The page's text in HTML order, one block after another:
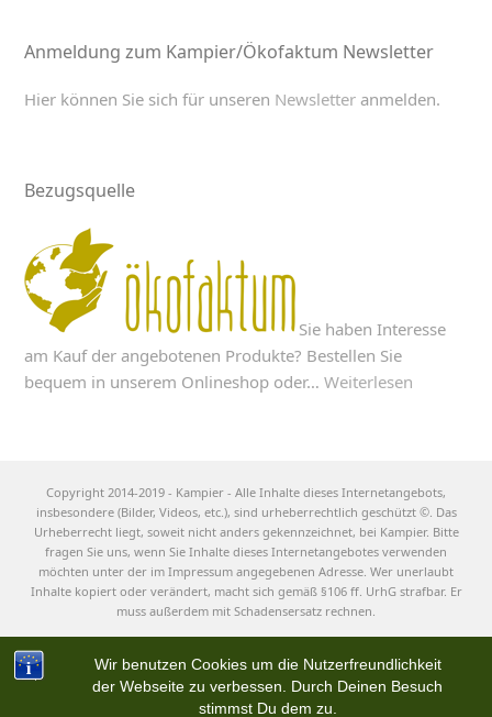
Wir benutzen Cookies um die Nutzerfreundlichkeit
der Webseite zu verbessen. Durch Deinen Besuch
stimmst Du dem zu.
Anmeldung zum Kampier/Ökofaktum Newsletter
Hier können Sie sich für unseren Newsletter anmelden.
Bezugsquelle
Sie haben Interesse
am Kauf der angebotenen Produkte? Bestellen Sie
bequem in unserem Onlineshop oder…Weiterlesen
Copyright 2014-2019 - Kampier - Alle Inhalte dieses Internetangebots,
insbesondere (Bilder, Videos, etc.), sind urheberrechtlich geschützt ©. Das
Urheberrecht liegt, soweit nicht anders gekennzeichnet, bei Kampier. Bitte
fragen Sie uns, wenn Sie Inhalte dieses Internetangebotes verwenden
möchten unter der im Impressum angegebenen Adresse. Wer unerlaubt
Inhalte kopiert oder verändert, macht sich gemäß §106 ff. UrhG strafbar. Er
muss außerdem mit Schadensersatz rechnen.